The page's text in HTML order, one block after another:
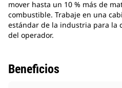
mover hasta un 10 % más de
combustible. Trabaje en una
estándar de la industria para la
del operador.
Beneficios